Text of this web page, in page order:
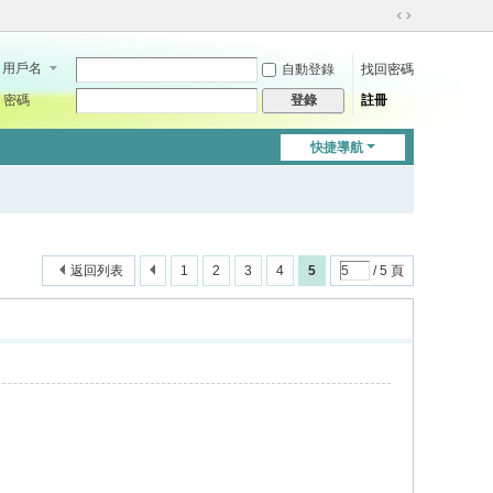
切
到
用戶名 自動登錄
找回密碼
密碼
登錄 註冊
快捷導航
1 2 3 4 5 / 5 頁
返回列表